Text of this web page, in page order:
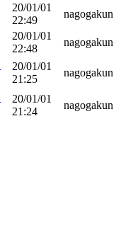
20/01/01
22:49
nagogakun
20/01/01
22:48
nagogakun
20/01/01
21:25
nagogakun
20/01/01
21:24
nagogakun